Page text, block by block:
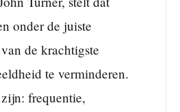
onder de juiste
de krachtigste
te verminderen.
frequentie,